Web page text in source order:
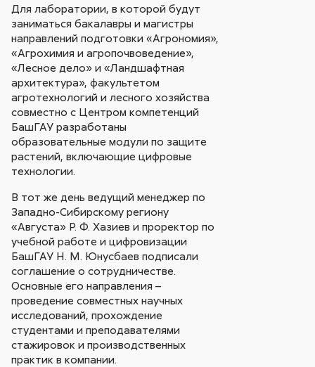
Для лаборатории, в которой будут
заниматься бакалавры и магистры
направлений подготовки «Агрономия»,
«Агрохимия и агропочвоведение»,
«Лесное дело» и «Ландшафтная
архитектура», факультетом
агротехнологий и лесного хозяйства
совместно с Центром компетенций
БашГАУ разработаны
образовательные модули по защите
растений, включающие цифровые
технологии.
В тот же день ведущий менеджер по
Западно-Сибирскому региону
«Августа» Р. Ф. Хазиев и проректор по
учебной работе и цифровизации
БашГАУ Н. М. Юнусбаев подписали
соглашение о сотрудничестве.
Основные его направления –
проведение совместных научных
исследований, прохождение
студентами и преподавателями
стажировок и производственных
практик в компании.